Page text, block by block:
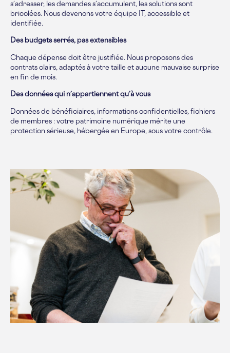
s’adresser, les demandes s’accumulent, les solutions sont
bricolées. Nous devenons votre équipe IT, accessible et
identifiée.
Des budgets serrés, pas extensibles
Chaque dépense doit être justifiée. Nous proposons des
contrats clairs, adaptés à votre taille et aucune mauvaise surprise
en fin de mois.
Des données qui n’appartiennent qu’à vous
Données de bénéficiaires, informations confidentielles, fichiers
de membres : votre patrimoine numérique mérite une
protection sérieuse, hébergée en Europe, sous votre contrôle.